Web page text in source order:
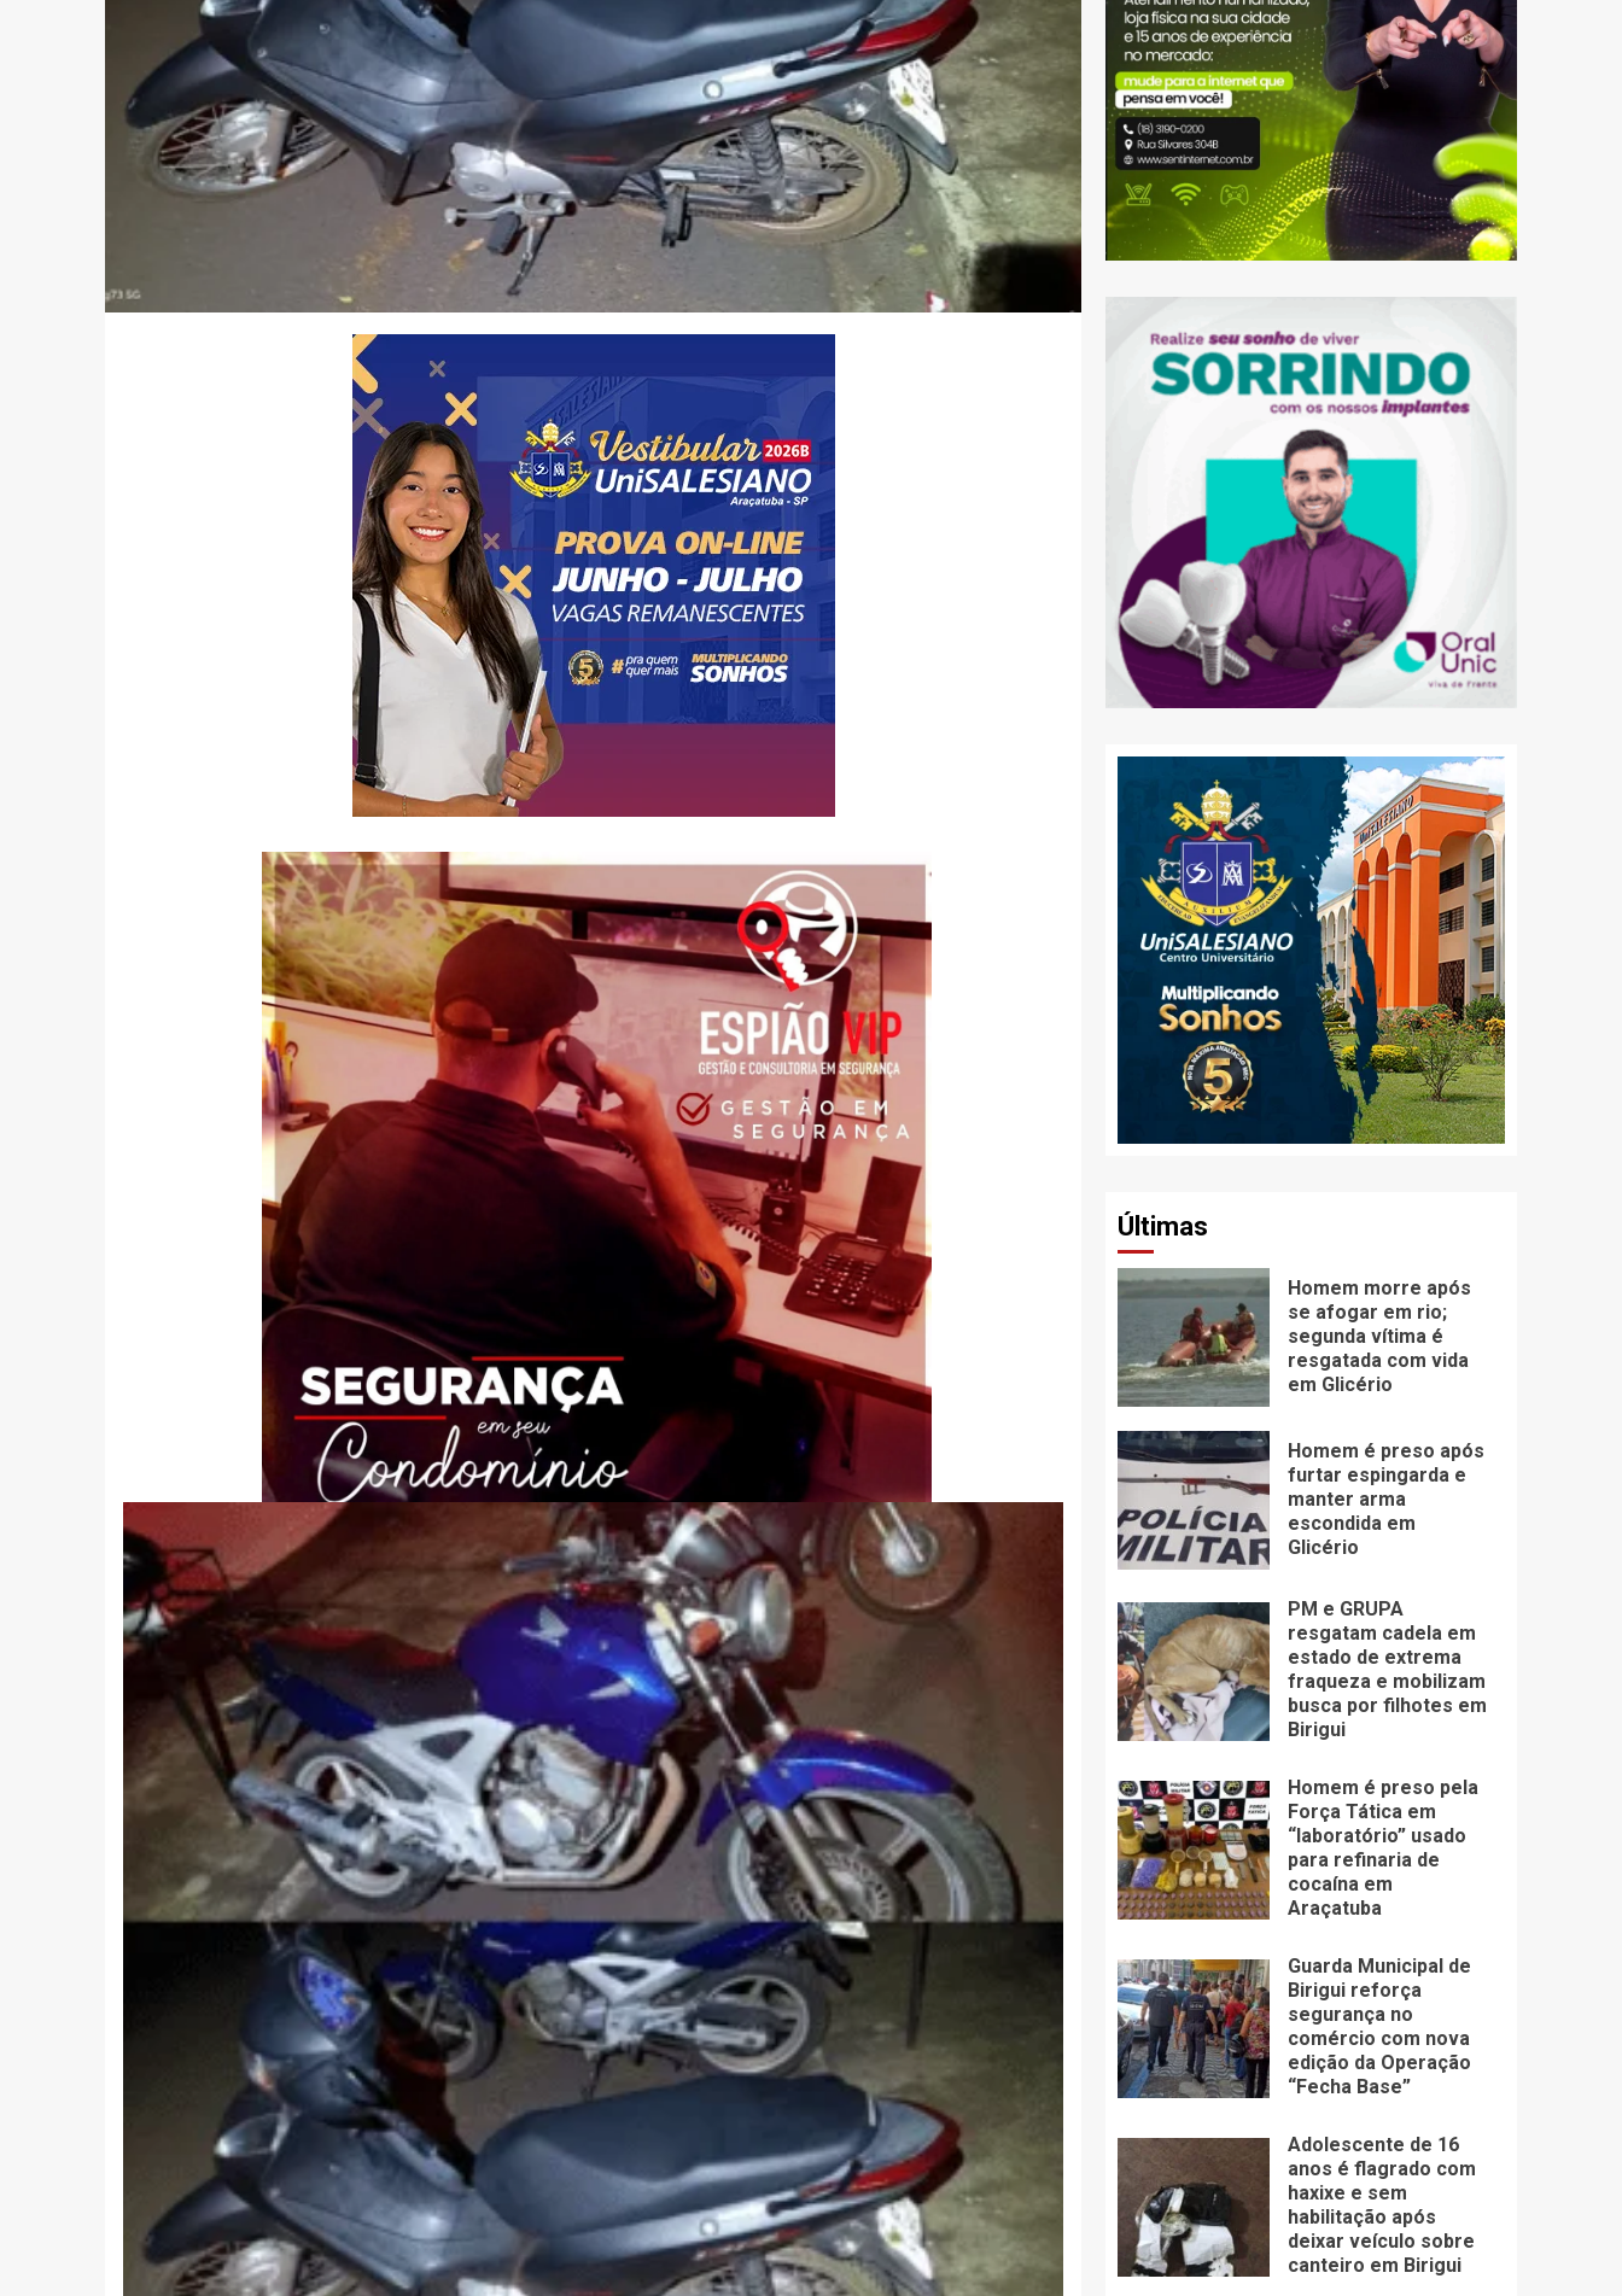
Últimas
Homem morre após
se afogar em rio;
segunda vítima é
resgatada com vida
em Glicério
Homem é preso após
furtar espingarda e
manter arma
escondida em
Glicério
PM e GRUPA
resgatam cadela em
estado de extrema
fraqueza e mobilizam
busca por filhotes em
Birigui
Homem é preso pela
Força Tática em
“laboratório” usado
para refinaria de
cocaína em
Araçatuba
Guarda Municipal de
Birigui reforça
segurança no
comércio com nova
edição da Operação
“Fecha Base”
Adolescente de 16
anos é flagrado com
haxixe e sem
habilitação após
deixar veículo sobre
canteiro em Birigui